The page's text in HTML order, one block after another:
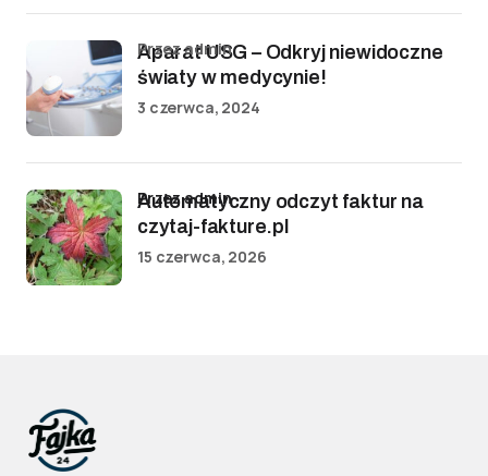
Aparat USG – Odkryj niewidoczne
światy w medycynie!
przez admin
3 czerwca, 2024
Automatyczny odczyt faktur na
czytaj-fakture.pl
przez admin
15 czerwca, 2026